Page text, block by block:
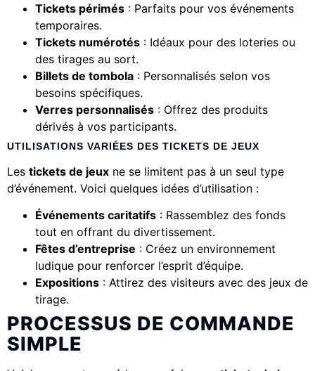
Tickets périmés : Parfaits pour vos événements
temporaires.
Tickets numérotés : Idéaux pour des loteries ou
des tirages au sort.
Billets de tombola : Personnalisés selon vos
besoins spécifiques.
Verres personnalisés : Offrez des produits
dérivés à vos participants.
UTILISATIONS VARIÉES DES TICKETS DE JEUX
Les tickets de jeux ne se limitent pas à un seul type
d’événement. Voici quelques idées d’utilisation :
Événements caritatifs : Rassemblez des fonds
tout en offrant du divertissement.
Fêtes d’entreprise : Créez un environnement
ludique pour renforcer l’esprit d’équipe.
Expositions : Attirez des visiteurs avec des jeux de
tirage.
PROCESSUS DE COMMANDE
SIMPLE